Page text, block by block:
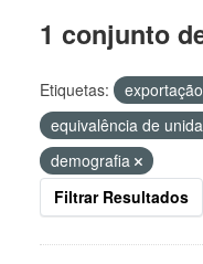
1 conjunto
Etiquetas:
equivalência de
demografia
Filtrar Resultados